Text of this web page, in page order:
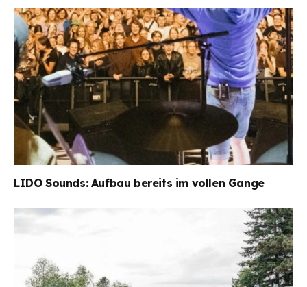
LIDO Sounds: Aufbau bereits im vollen Gange